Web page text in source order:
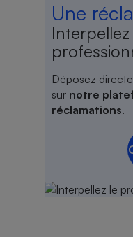
Une
Interpellez
Déposez
sur notre
réclamations.